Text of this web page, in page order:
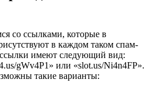
со ссылками, которые в
в каждом таком спам-
имеют следующий вид:
gWv4P1» или «slot.us/Ni4n4FP».
такие варианты: